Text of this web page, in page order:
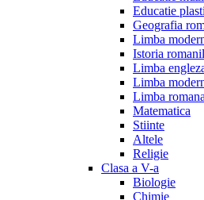
Educatie
Geografia
Limba
Istoria
Limba
Limba
Limba
Matematica
Stiinte
Altele
Religie
Clasa a V-a
Biologie
Chimie